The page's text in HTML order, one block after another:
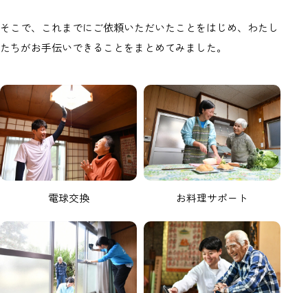
そこで、これまでにご依頼いただいたことをはじめ、わたし
たちがお手伝いできることをまとめてみました。
電球交換 お料理サポート